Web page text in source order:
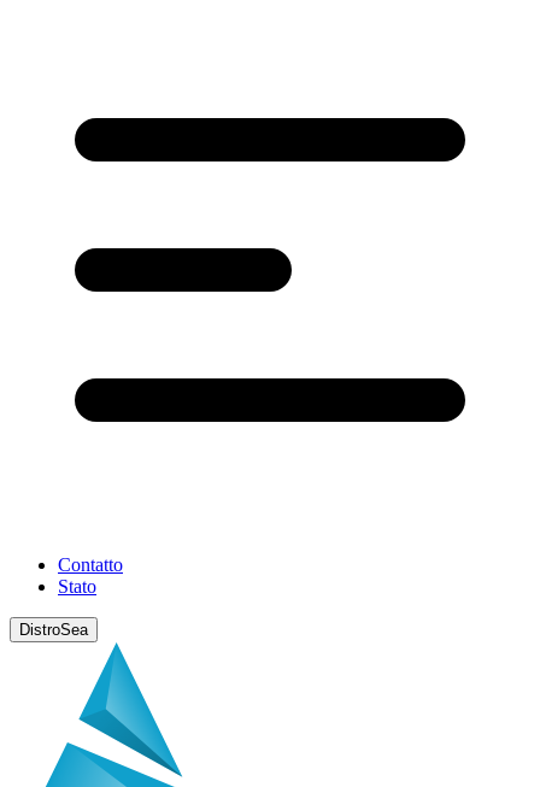
Contatto
Stato
DistroSea